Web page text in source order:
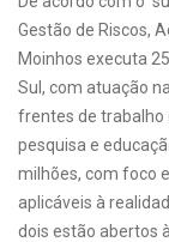
Gestão de Riscos,
Moinhos executa
Sul, com atuação
frentes de trabalho
pesquisa e
milhões, com foco
aplicáveis à
dois estão abertos